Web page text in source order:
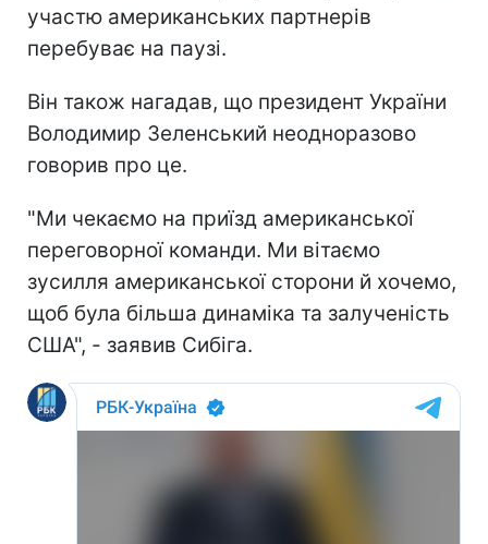
участю американських партнерів
перебуває на паузі.
Він також нагадав, що президент України
Володимир Зеленський неодноразово
говорив про це.
"Ми чекаємо на приїзд американської
переговорної команди. Ми вітаємо
зусилля американської сторони й хочемо,
щоб була більша динаміка та залученість
США", - заявив Сибіга.